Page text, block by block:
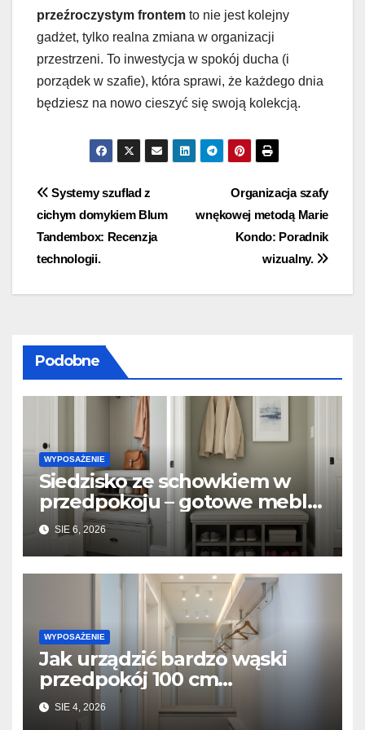
przeźroczystym frontem to nie jest kolejny
gadżet, tylko realna zmiana w organizacji
przestrzeni. To inwestycja w spokój ducha (i
porządek w szafie), która sprawi, że każdego dnia
będziesz na nowo cieszyć się swoją kolekcją.
Nawigacja
wpisu
Organizacja szafy
wnękowej metodą Marie
Kondo: Poradnik
wizualny.
Systemy szuflad z
cichym domykiem Blum
Tandembox: Recenzja
technologii.
Podobne
WYPOSAŻENIE
Siedzisko ze schowkiem w
przedpokoju – gotowe meble
vs. zabudowa stolarska na
wymiar
SIE 6, 2026
WYPOSAŻENIE
Jak urządzić bardzo wąski
przedpokój 100 cm
szerokości? Triki z lustrami i
płytkimi meblami
SIE 4, 2026